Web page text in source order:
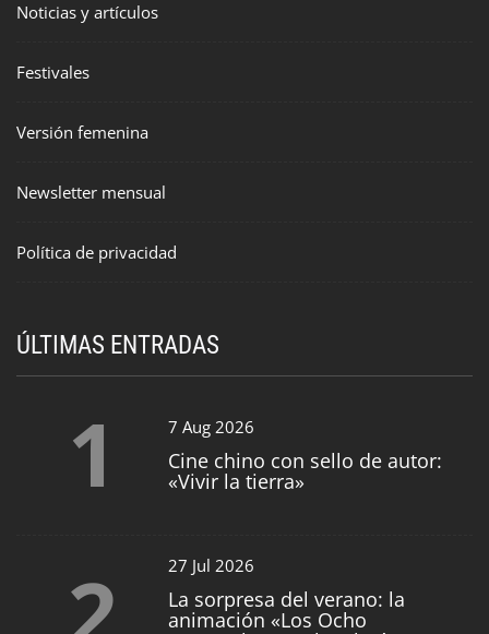
Noticias y artículos
Festivales
Versión femenina
Newsletter mensual
Política de privacidad
ÚLTIMAS ENTRADAS
1 7 Aug 2026
Cine chino con sello de autor:
«Vivir la tierra»
27 Jul 2026
La sorpresa del verano: la
animación «Los Ocho